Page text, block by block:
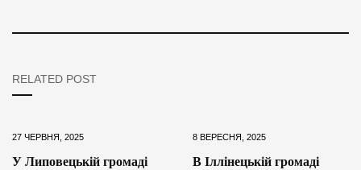
RELATED POST
27 ЧЕРВНЯ, 2025
У Липовецькій громаді
8 ВЕРЕСНЯ, 2025
В Іллінецькій громаді